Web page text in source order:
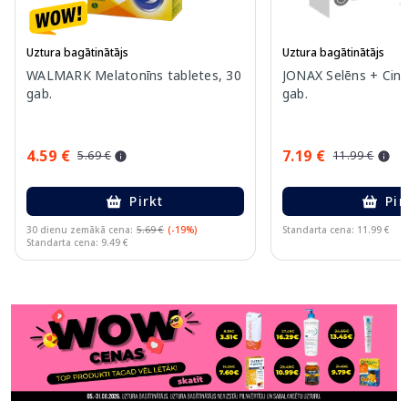
Uztura bagātinātājs
WALMARK Melatonīns tabletes, 30
gab.
4.59 € 5.69 €
Pirkt
30 dienu zemākā cena: 5.69 € (-19%)
Standarta cena: 9.49 €
Uztura bagātinātājs
JONAX Selēns +
gab.
7.19 € 11.99 €
Standarta cena: 11.99 €